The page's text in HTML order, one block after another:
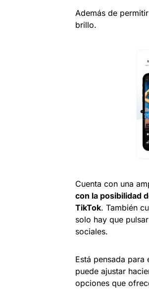
Además de
brillo.
Cuenta con una
con la posibilidad
TikTok. También
solo hay que
sociales.
Está pensada
puede ajustar
opciones que